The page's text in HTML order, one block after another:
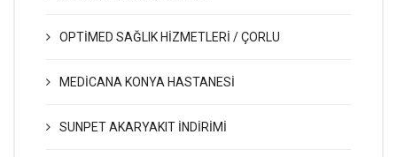
OPTİMED SAĞLIK HİZMETLERİ / ÇORLU
MEDİCANA KONYA HASTANESİ
SUNPET AKARYAKIT İNDİRİMİ